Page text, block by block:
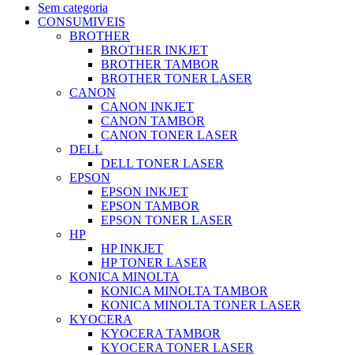
Sem categoria
CONSUMIVEIS
BROTHER
BROTHER INKJET
BROTHER TAMBOR
BROTHER TONER LASER
CANON
CANON INKJET
CANON TAMBOR
CANON TONER LASER
DELL
DELL TONER LASER
EPSON
EPSON INKJET
EPSON TAMBOR
EPSON TONER LASER
HP
HP INKJET
HP TONER LASER
KONICA MINOLTA
KONICA MINOLTA TAMBOR
KONICA MINOLTA TONER LASER
KYOCERA
KYOCERA TAMBOR
KYOCERA TONER LASER